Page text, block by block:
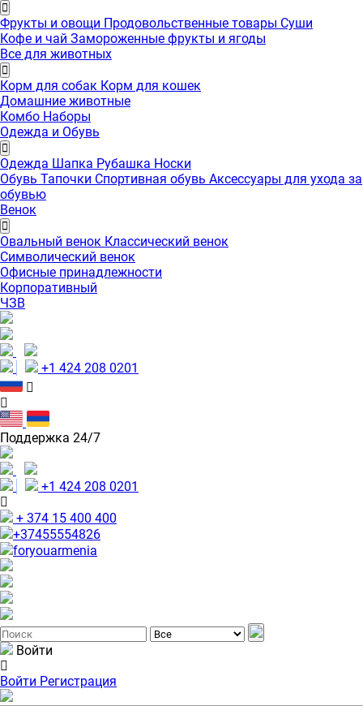
Фрукты и овощи Продовольственные товары Суши
Кофе и чай Замороженные фрукты и ягоды
Все для животных
Корм для собак Корм для кошек
Домашние животные
Комбо Наборы
Одежда и Обувь
Одежда Шапка Рубашка Носки
Обувь Тапочки Спортивная обувь Аксессуары для ухода за
обувью
Венок
Овальный венок Классический венок
Символический венок
Офисные принадлежности
Корпоративный
ЧЗВ
+1 424 208 0201
Поддержка 24/7
+1 424 208 0201
+ 374 15 400 400
+37455554826
foryouarmenia
Войти
Войти Регистрация